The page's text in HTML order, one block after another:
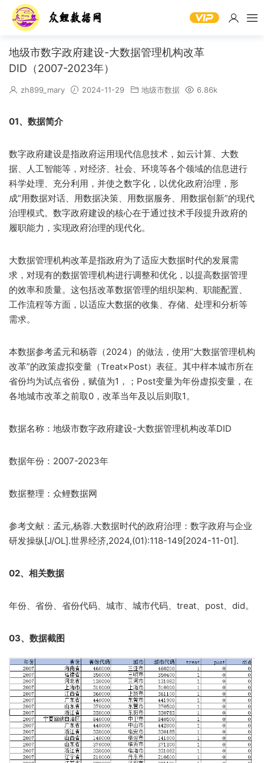
地级市数字政府建设-大数据管理机构改革
DID（2007-2023年）
zh899_mary 2024-11-29 地级市数据 6.86k
01、数据简介
数字政府建设是指政府运用现代信息技术，如云计算、大数
据、人工智能等，对经济、社会、环境等各个领域的信息进行
科学处理、充分利用，并使之数字化，以优化政府治理，形
成“用数据对话、用数据决策、用数据服务、用数据创新”的现代
治理模式。数字政府建设的核心在于通过技术手段提升政府的
履职能力，实现政府治理的现代化。
大数据管理机构改革是指政府为了适应大数据时代的发展需
求，对现有的数据管理机构进行调整和优化，以提高数据管理
的效率和质量。这包括改革数据管理的组织架构、职能配置、
工作流程等方面，以适应大数据的收集、存储、处理和分析等
需求。
本数据参考孟元和杨蓉（2024）的做法，使用“大数据管理机构
改革”的政策虚拟变量（Treat×Post）表征。其中样本城市所在
省份均为试点省份，赋值为1，；Post变量为年份虚拟变量，在
各地城市改革之前取0，改革当年及以后则取1。
数据名称：地级市数字政府建设-大数据管理机构改革DID
数据年份：2007-2023年
数据整理：众鲤数据网
参考文献：孟元,杨蓉.大数据时代的政府治理：数字政府与企业
研发操纵[J/OL].世界经济,2024,(01):118-149[2024-11-01].
02、相关数据
年份、省份、省份代码、城市、城市代码、treat、post、did。
03、数据截图